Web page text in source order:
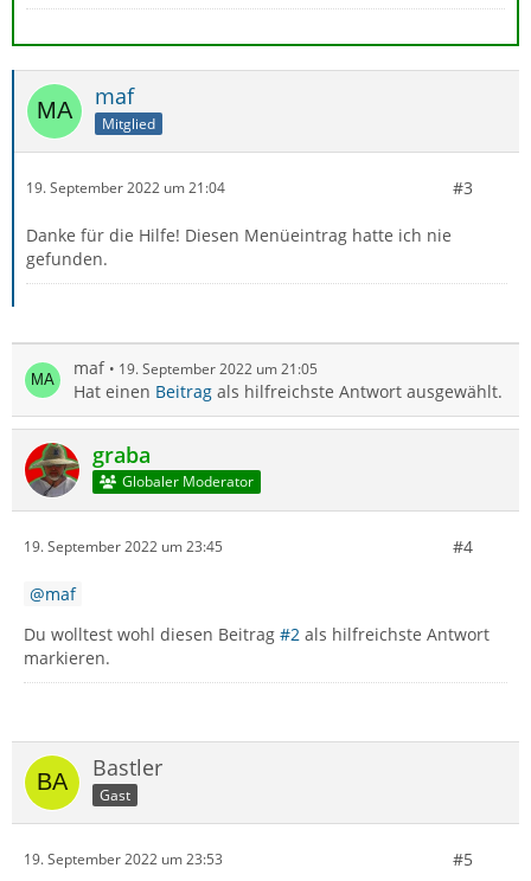
maf
Mitglied
19. September 2022 um 21:04 #3
Danke für die Hilfe! Diesen Menüeintrag hatte ich nie
gefunden.
maf 19. September 2022 um 21:05
Hat einen Beitrag als hilfreichste Antwort ausgewählt.
graba
Globaler Moderator
19. September 2022 um 23:45 #4
maf
Du wolltest wohl diesen Beitrag #2 als hilfreichste Antwort
markieren.
Bastler
Gast
19. September 2022 um 23:53 #5